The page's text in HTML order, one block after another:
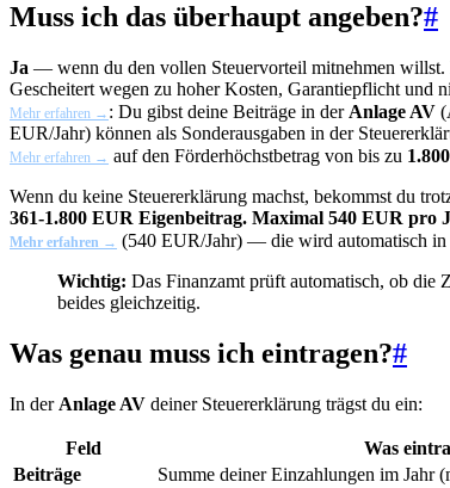
Muss ich das überhaupt angeben?#
Ja — wenn du den vollen Steuervorteil mitnehmen
Gescheitert wegen zu hoher Kosten, Garantiepflicht und
Mehr erfahren → : Du gibst deine Beiträge in der Anlage AV
EUR/Jahr) können als Sonderausgaben in der
Mehr erfahren → auf den Förderhöchstbetrag von bis zu
Wenn du keine Steuererklärung machst, bekommst du
361-1.800 EUR Eigenbeitrag. Maximal 540 EUR pro
Mehr erfahren → (540 EUR/Jahr) — die wird automatisch in
Wichtig: Das Finanzamt prüft automatisch, ob die
beides gleichzeitig.
Was genau muss ich eintragen?#
In der Anlage AV deiner Steuererklärung trägst du ein:
Feld Was
Beiträge
Summe deiner Einzahlungen im Jahr